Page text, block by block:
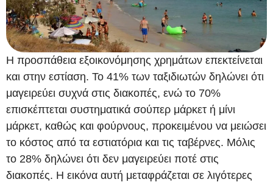
Η προσπάθεια εξοικονόμησης χρημάτων επεκτείνεται
και στην εστίαση. Το 41% των ταξιδιωτών δηλώνει ότι
μαγειρεύει συχνά στις διακοπές, ενώ το 70%
επισκέπτεται συστηματικά σούπερ μάρκετ ή μίνι
μάρκετ, καθώς και φούρνους, προκειμένου να μειώσει
το κόστος από τα εστιατόρια και τις ταβέρνες. Μόλις
το 28% δηλώνει ότι δεν μαγειρεύει ποτέ στις
διακοπές. Η εικόνα αυτή μεταφράζεται σε λιγότερες